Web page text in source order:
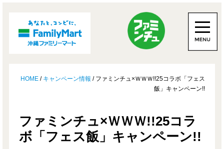
HOME / キャンペーン情報 / ファミンチュ×ＷＷＷ!!25コラボ「フェス
飯」キャンペーン!!
ファミンチュ×ＷＷＷ!!25コラ
ボ「フェス飯」キャンペーン!!